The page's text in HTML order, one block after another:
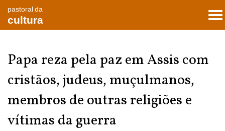
pastoral da
cultura
Papa reza pela paz em Assis com
cristãos, judeus, muçulmanos,
membros de outras religiões e
vítimas da guerra